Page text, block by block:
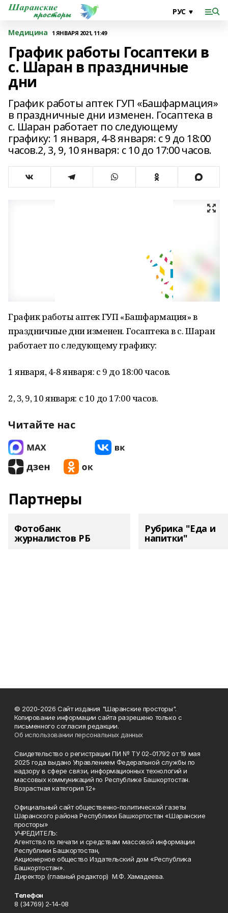
Медицина 1 ЯНВАРЯ 2021, 11:49
График работы Госаптеки в
с. Шаран в праздничные
дни
График работы аптек ГУП «Башфармация»
в праздничные дни изменен. Госаптека в
с. Шаран работает по следующему
графику: 1 января, 4-8 января: с 9 до 18:00
часов.2, 3, 9, 10 января: с 10 до 17:00 часов.
График работы аптек ГУП «Башфармация» в
праздничные дни изменен. Госаптека в с. Шаран
работает по следующему графику:
1 января, 4-8 января: с 9 до 18:00 часов.
2, 3, 9, 10 января: с 10 до 17:00 часов.
Читайте нас
Партнеры
Фотобанк
журналистов РБ
Рубрика "Еда и
напитки"
© 2020-2026 Сайт издания "Шаранские просторы".
Копирование информации сайта разрешено только с
письменного согласия редакции.
Об использовании персональных данных
Свидетельство о регистрации ПИ № ТУ 02-01792 от 19 мая
2025 года выдано Управлением Федеральной службы по
надзору в сфере связи, информационных технологий и
массовых коммуникаций по Республике Башкортостан.
Возрастная категория 12+
Официальный сайт общественно-политической газеты
Шаранского района Республики Башкортостан «Шаранские
просторы»
УЧРЕДИТЕЛЬ:
Агентство по печати и средствам массовой информации
Республики Башкортостан,
Акционерное общество Издательский дом «Республика
Башкортостан».
Директор (главный редактор) М.Ф. Хамадеева.
Телефон
8 (34769) 2-14-08